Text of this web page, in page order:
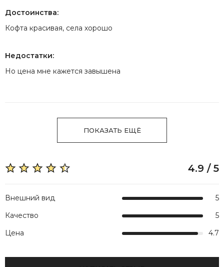
Достоинства:
Кофта красивая, села хорошо
Недостатки:
Но цена мне кажется завышена
ПОКАЗАТЬ ЕЩЁ
4.9 / 5
Внешний вид
5
Качество
5
Цена
4.7